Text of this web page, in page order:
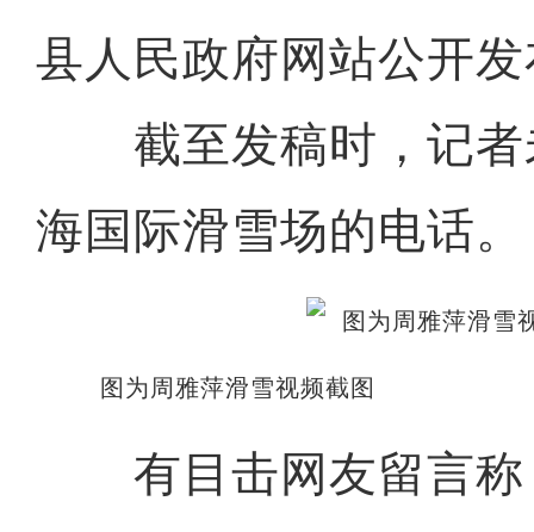
县人民政府网站公开
截至发稿时，记者
海国际滑雪场的电话。
图为周雅萍滑雪视频截图
有目击网友留言称